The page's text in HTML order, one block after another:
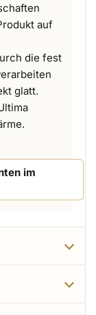
auf
die fest
glatt.
im